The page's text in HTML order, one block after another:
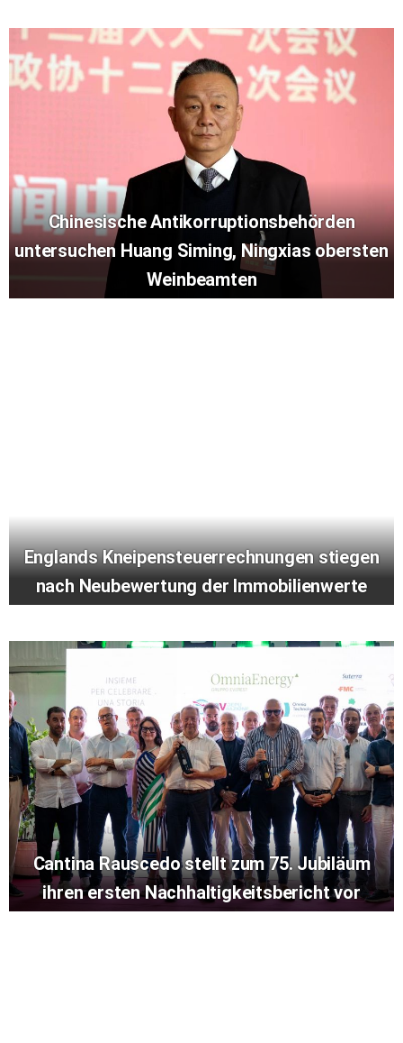
Chinesische Antikorruptionsbehörden
untersuchen Huang Siming, Ningxias obersten
Weinbeamten
Englands Kneipensteuerrechnungen stiegen
nach Neubewertung der Immobilienwerte
Cantina Rauscedo stellt zum 75. Jubiläum
ihren ersten Nachhaltigkeitsbericht vor